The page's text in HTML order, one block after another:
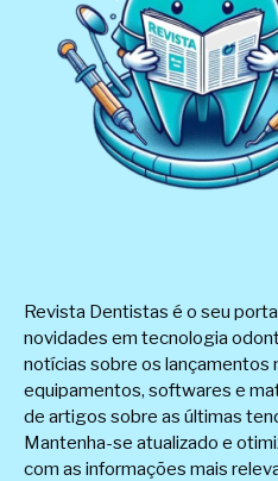
Revista Dentistas é o seu
novidades em tecnologia
notícias sobre os lançamentos
equipamentos, softwares e
de artigos sobre as últimas
Mantenha-se atualizado e
com as informações mais